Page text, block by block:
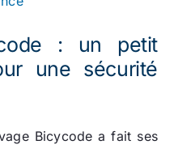
: un petit
une sécurité
Bicycode a fait ses